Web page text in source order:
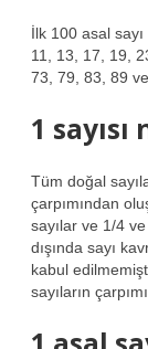
İlk 100 asal
11, 13, 17, 19,
73, 79, 83, 89 ve
1
Tüm doğal
çarpımından
sayılar ve 1/4
dışında sayı
kabul
sayıların